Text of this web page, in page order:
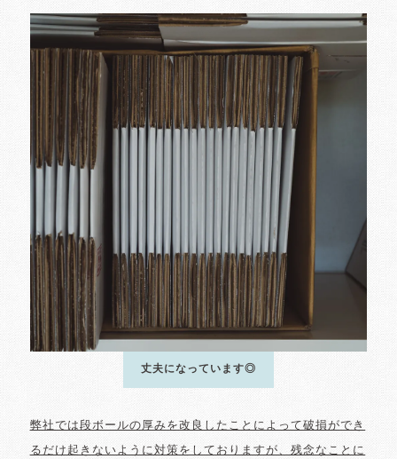
丈夫になっています◎
弊社では段ボールの厚みを改良したことによって破損ができ
るだけ起きないように対策をしておりますが、残念なことに